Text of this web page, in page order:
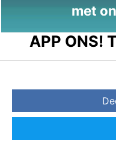
met
APP ONS!